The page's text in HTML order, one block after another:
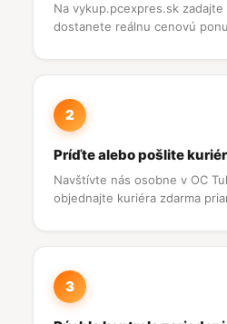
Na vykup.pcexpres.sk zadajte
dostanete reálnu cenovú
2
Príďte alebo pošlite
Navštívte nás osobne v OC
objednajte kuriéra zdarma
3